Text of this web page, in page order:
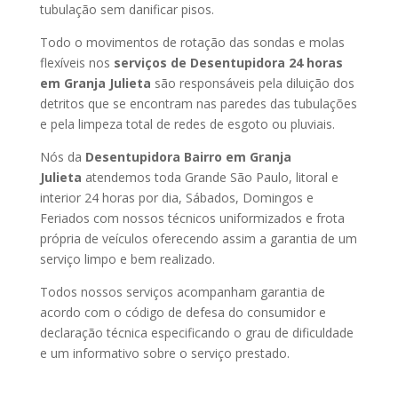
tubulação sem danificar pisos.
Todo o movimentos de rotação das sondas e molas
flexíveis nos serviços de Desentupidora 24 horas
em Granja Julieta são responsáveis pela diluição dos
detritos que se encontram nas paredes das tubulações
e pela limpeza total de redes de esgoto ou pluviais.
Nós da Desentupidora Bairro em Granja
Julieta atendemos toda Grande São Paulo, litoral e
interior 24 horas por dia, Sábados, Domingos e
Feriados com nossos técnicos uniformizados e frota
própria de veículos oferecendo assim a garantia de um
serviço limpo e bem realizado.
Todos nossos serviços acompanham garantia de
acordo com o código de defesa do consumidor e
declaração técnica especificando o grau de dificuldade
e um informativo sobre o serviço prestado.